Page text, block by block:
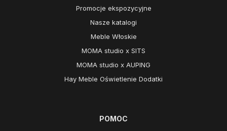
Promocje ekspozycyjne
Nasze katalogi
Meble Włoskie
MOMA studio x SITS
MOMA studio x AUPING
Hay Meble Oświetlenie Dodatki
POMOC